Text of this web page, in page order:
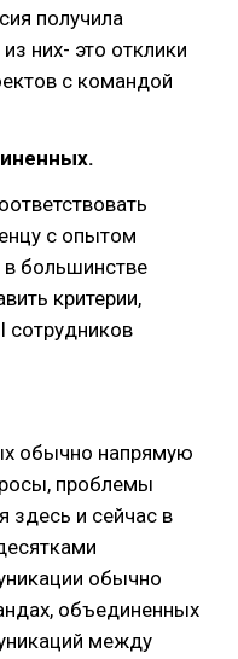
получила
них- это отклики
с командой
с опытом
в большинстве
критерии,
сотрудников
обычно напрямую
проблемы
и сейчас в
обычно
объединенных
между